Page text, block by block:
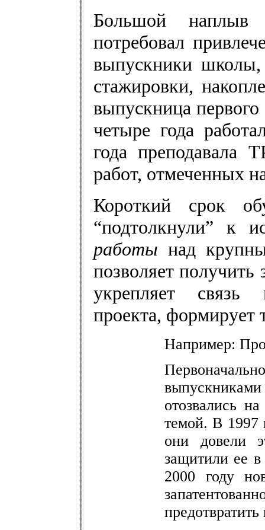
Большой наплыв
потребовал
выпускники школы,
стажировки,
выпускница
четыре года
года преподавала
работ, отмеченных
Короткий срок
“подтолкнули” к
работы над
позволяет получить
укрепляет связь
проекта, формирует
Например:
отозвались
темой. В 1997
они довели
защитили ее
2000 году